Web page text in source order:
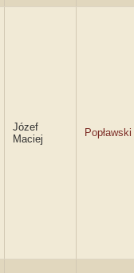
Józef
Maciej
Popławski